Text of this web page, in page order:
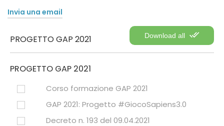
Invia una email
Download all
PROGETTO GAP 2021
PROGETTO GAP 2021
Corso formazione GAP 2021
GAP 2021: Progetto #GiocoSapiens3.0
Decreto n. 193 del 09.04.2021